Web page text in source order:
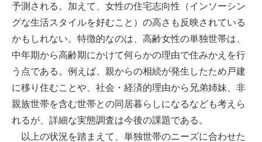
予測される。加えて、女性の住宅志向性（インソーシン
グな生活スタイルを好むこと）の高さも反映されている
かもしれない。特徴的なのは、高齢女性の単独世帯は、
中年期から高齢期にかけて何らかの理由で住みかえを行
う点である。例えば、親からの相続が発生したため戸建
に移り住むことや、社会・経済的理由から兄弟姉妹、非
親族世帯を含む世帯との同居暮らしになるなども考えら
れるが、詳細な実態調査は今後の課題である。
以上の状況を踏まえて、単独世帯のニーズに合わせた